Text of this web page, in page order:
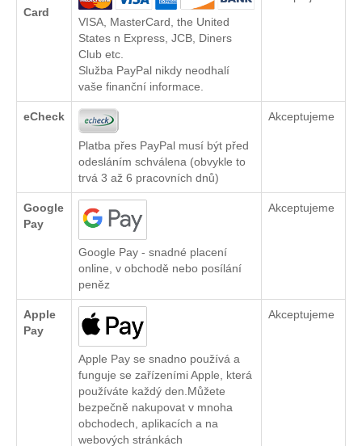
Card
VISA, MasterCard, the United
States n Express, JCB, Diners
Club etc.
Služba PayPal nikdy neodhalí
vaše finanční informace.
eCheck
Platba přes PayPal musí být před
odesláním schválena (obvykle to
trvá 3 až 6 pracovních dnů)
Akceptujeme
Google
Pay
Google Pay - snadné placení
online, v obchodě nebo posílání
peněz
Akceptujeme
Apple
Pay
Apple Pay se snadno používá a
funguje se zařízeními Apple, která
používáte každý den.Můžete
bezpečně nakupovat v mnoha
obchodech, aplikacích a na
webových stránkách
Akceptujeme